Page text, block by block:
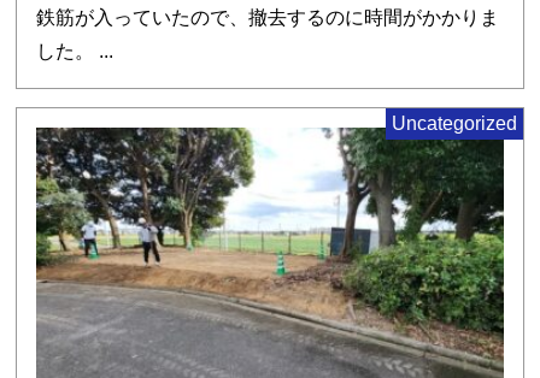
鉄筋が入っていたので、撤去するのに時間がかかりま
した。 ...
Uncategorized